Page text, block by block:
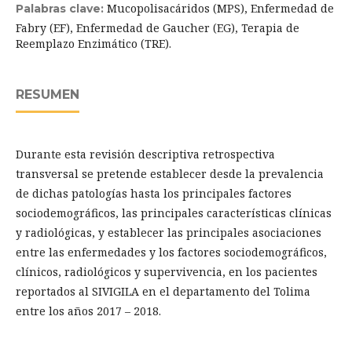
Palabras clave: Mucopolisacáridos (MPS), Enfermedad de
Fabry (EF), Enfermedad de Gaucher (EG), Terapia de
Reemplazo Enzimático (TRE).
RESUMEN
Durante esta revisión descriptiva retrospectiva
transversal se pretende establecer desde la prevalencia
de dichas patologías hasta los principales factores
sociodemográficos, las principales características clínicas
y radiológicas, y establecer las principales asociaciones
entre las enfermedades y los factores sociodemográficos,
clínicos, radiológicos y supervivencia, en los pacientes
reportados al SIVIGILA en el departamento del Tolima
entre los años 2017 – 2018.